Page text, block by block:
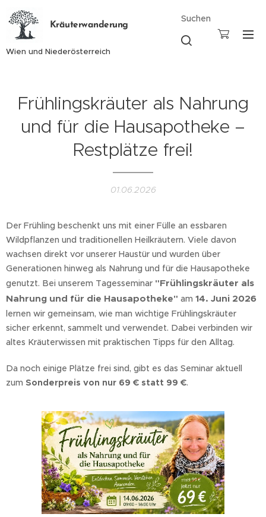
Kräuterwanderung
Wien und Niederösterreich
Suchen
Frühlingskräuter als Nahrung
und für die Hausapotheke –
Restplätze frei!
01.06.2026
Der Frühling beschenkt uns mit einer Fülle an essbaren
Wildpflanzen und traditionellen Heilkräutern. Viele davon
wachsen direkt vor unserer Haustür und wurden über
Generationen hinweg als Nahrung und für die Hausapotheke
genutzt. Bei unserem Tagesseminar "Frühlingskräuter als
Nahrung und für die Hausapotheke" am 14. Juni 2026
lernen wir gemeinsam, wie man wichtige Frühlingskräuter
sicher erkennt, sammelt und verwendet. Dabei verbinden wir
altes Kräuterwissen mit praktischen Tipps für den Alltag.
Da noch einige Plätze frei sind, gibt es das Seminar aktuell
zum Sonderpreis von nur 69 € statt 99 €.